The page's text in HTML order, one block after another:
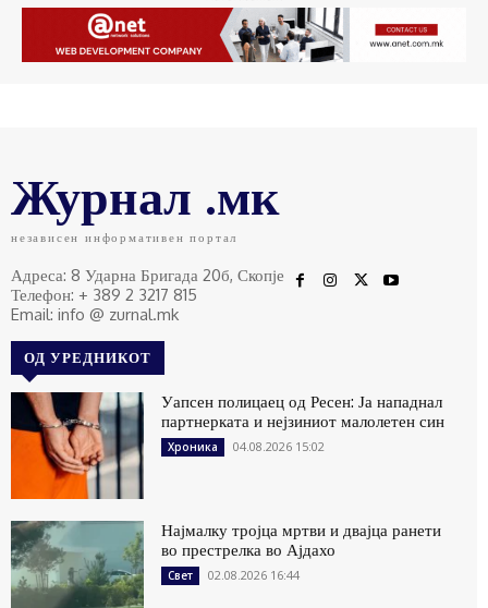
Журнал .мк
независен информативен портал
Адреса: 8 Ударна Бригада 20б, Скопје
Телефон: + 389 2 3217 815
Email: info @ zurnal.mk
ОД УРЕДНИКОТ
Уапсен полицаец од Ресен: Ја нападнал
партнерката и нејзиниот малолетен син
Хроника 04.08.2026 15:02
Најмалку тројца мртви и двајца ранети
во престрелка во Ајдахо
Свет 02.08.2026 16:44